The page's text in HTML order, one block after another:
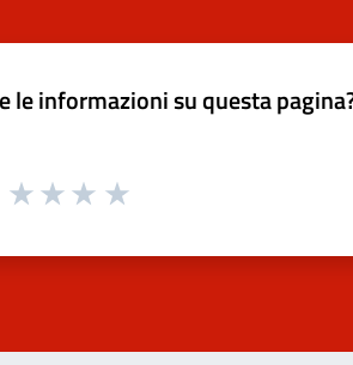
le informazioni su questa